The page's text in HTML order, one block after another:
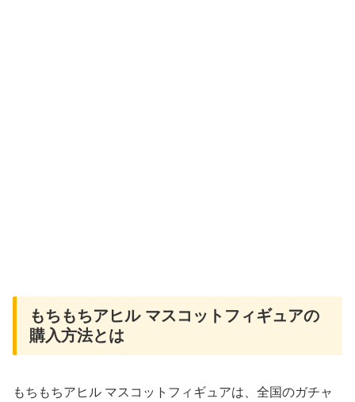
もちもちアヒル マスコットフィギュアの
購入方法とは
もちもちアヒル マスコットフィギュアは、全国のガチャ